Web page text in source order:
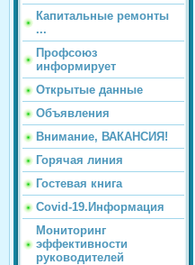
Капитальные ремонты
...
Профсоюз
информирует
Открытые данные
Объявления
Внимание, ВАКАНСИЯ!
Горячая линия
Гостевая книга
Covid-19.Информация
Мониторинг
эффективности
руководителей